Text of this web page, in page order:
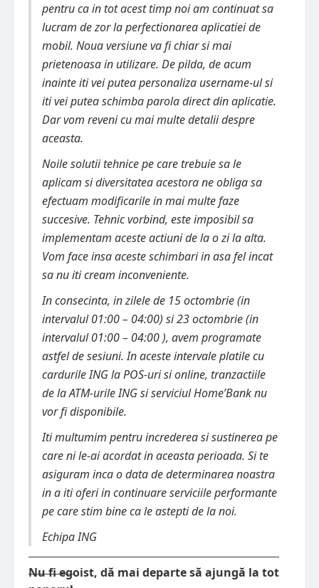
pentru ca in tot acest timp noi am continuat sa
lucram de zor la perfectionarea aplicatiei de
mobil. Noua versiune va fi chiar si mai
prietenoasa in utilizare. De pilda, de acum
inainte iti vei putea personaliza username-ul si
iti vei putea schimba parola direct din aplicatie.
Dar vom reveni cu mai multe detalii despre
aceasta.
Noile solutii tehnice pe care trebuie sa le
aplicam si diversitatea acestora ne obliga sa
efectuam modificarile in mai multe faze
succesive. Tehnic vorbind, este imposibil sa
implementam aceste actiuni de la o zi la alta.
Vom face insa aceste schimbari in asa fel incat
sa nu iti cream inconveniente.
In consecinta, in zilele de 15 octombrie (in
intervalul 01:00 – 04:00) si 23 octombrie (in
intervalul 01:00 – 04:00 ), avem programate
astfel de sesiuni. In aceste intervale platile cu
cardurile ING la POS-uri si online, tranzactiile
de la ATM-urile ING si serviciul Home’Bank nu
vor fi disponibile.
Iti multumim pentru increderea si sustinerea pe
care ni le-ai acordat in aceasta perioada. Si te
asiguram inca o data de determinarea noastra
in a iti oferi in continuare serviciile performante
pe care stim bine ca le astepti de la noi.
Echipa ING
Nu fi egoist, dă mai departe să ajungă la tot